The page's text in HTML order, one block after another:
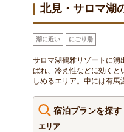
北見・サロマ湖
湖に近い にごり湯
サロマ湖鶴雅リゾートに湧
ばれ、冷え性などに効くと
しめるエリア。中には有馬
宿泊プランを探す
エリア